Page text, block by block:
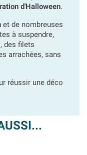
d'Halloween.
et de nombreuses
à suspendre,
des filets
arrachées, sans
réussir une déco